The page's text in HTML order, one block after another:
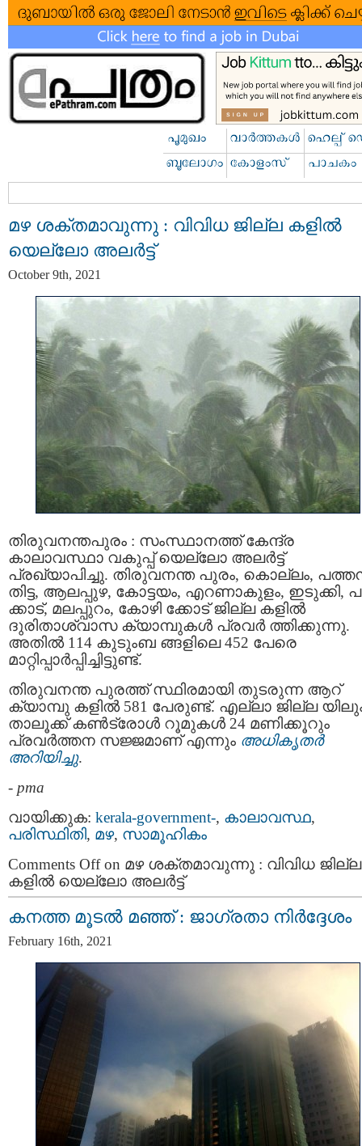
മഴ ശക്തമാവുന്നു : വിവിധ ജില്ല കളില്‍
യെല്ലോ അലർട്ട്
October 9th, 2021
തിരുവനന്തപുരം : സംസ്ഥാനത്ത് കേന്ദ്ര
കാലാവസ്ഥാ വകുപ്പ് യെല്ലോ അലർട്ട്
പ്രഖ്യാപിച്ചു. തിരുവനന്ത പുരം, കൊല്ലം,
തിട്ട, ആലപ്പുഴ, കോട്ടയം, എറണാകുളം, ഇടുക്കി,
ക്കാട്, മലപ്പുറം, കോഴി ക്കോട് ജില്ല കളിൽ
ദുരിതാശ്വാസ ക്യാമ്പുകൾ പ്രവർ ത്തിക്കുന്നു.
അതിൽ 114 കുടുംബ ങ്ങളിലെ 452 പേരെ
മാറ്റിപ്പാർപ്പിച്ചിട്ടുണ്ട്.
തിരുവനന്ത പുരത്ത് സ്ഥിരമായി തുടരുന്ന ആറ്
ക്യാമ്പു കളിൽ 581 പേരുണ്ട്. എല്ലാ ജില്ല
താലൂക്ക് കൺട്രോൾ റൂമുകൾ 24 മണിക്കൂറും
പ്രവർത്തന സജ്ജമാണ് എന്നും അധികൃതര്‍
അറിയിച്ചു.
- pma
വായിക്കുക: kerala-government-, കാലാവസ്ഥ,
പരിസ്ഥിതി, മഴ, സാമൂഹികം
Comments Offon മഴ ശക്തമാവുന്നു : വിവിധ ജില്ല
കളില്‍ യെല്ലോ അലർട്ട്
കനത്ത മൂടൽ മഞ്ഞ് : ജാഗ്രതാ നിര്‍ദ്ദേശം
February 16th, 2021